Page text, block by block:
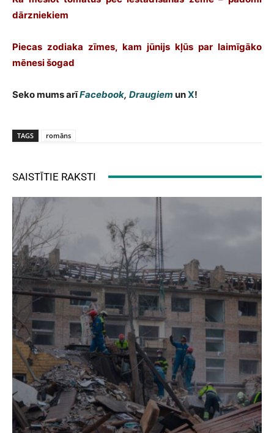
dārzniekiem
Piecas zodiaka zīmes, kam jūnijs kļūs par laimīgāko
mēnesi šogad
Seko mums arīFacebook, Draugiem unX!
TAGS romāns
SAISTĪTIE RAKSTI